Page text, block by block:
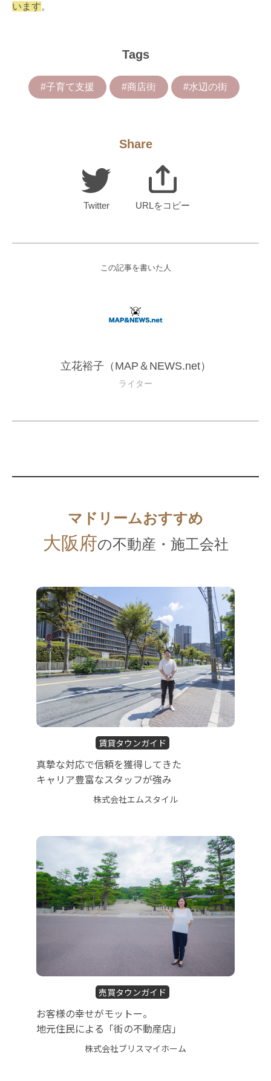
います。
Tags
#子育て支援 #商店街 #水辺の街
Share
Twitter URLをコピー
この記事を書いた人
立花裕子（MAP＆NEWS.net）
ライター
マドリームおすすめ
大阪府の不動産・施工会社
賃貸タウンガイド
真摯な対応で信頼を獲得してきた
キャリア豊富なスタッフが強み
株式会社エムスタイル
売買タウンガイド
お客様の幸せがモットー。
地元住民による「街の不動産店」
株式会社ブリスマイホーム